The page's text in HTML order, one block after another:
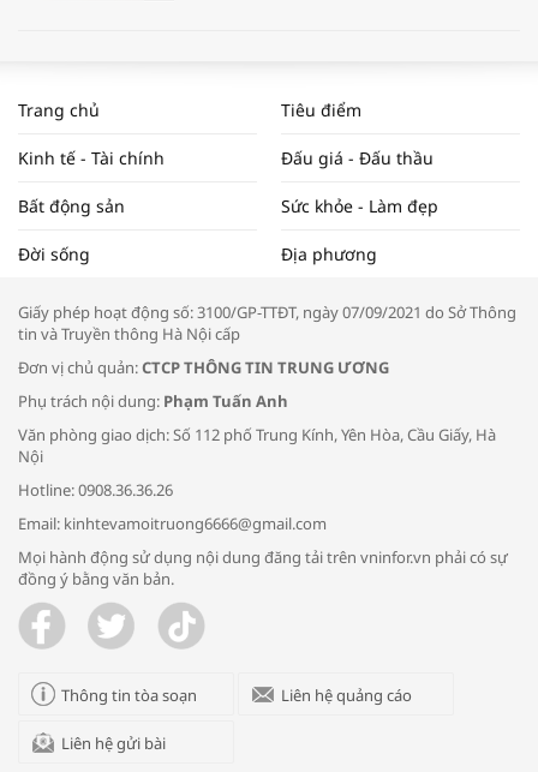
NAM NĂM 2024 VÀ NĂM 2025 | NHỊP
ĐẬP THỊ TRƯỜNG #62
Tọa đàm “Xúc tiến thương mại: Khơi
Bác sĩ tư vấn cách phòng tránh bệnh
đường hô hấp trong thời tiết giao mùa
Trao yêu thương cho em
Trang chủ Tiêu điểm
Kinh tế - Tài chính Đấu giá - Đấu thầu
Bất động sản Sức khỏe - Làm đẹp
Đời sống Địa phương
Giấy phép hoạt động số: 3100/GP-TTĐT, ngày 07/09/2021 do Sở Thông
tin và Truyền thông Hà Nội cấp
Đơn vị chủ quản:CTCP THÔNG TIN TRUNG ƯƠNG
Phụ trách nội dung: Phạm Tuấn Anh
Văn phòng giao dịch: Số 112 phố Trung Kính, Yên Hòa, Cầu Giấy, Hà
Nội
Hotline: 0908.36.36.26
Email: kinhtevamoitruong6666@gmail.com
Mọi hành động sử dụng nội dung đăng tải trên vninfor.vn phải có sự
đồng ý bằng văn bản.
Thông tin tòa soạn Liên hệ quảng cáo
Liên hệ gửi bài